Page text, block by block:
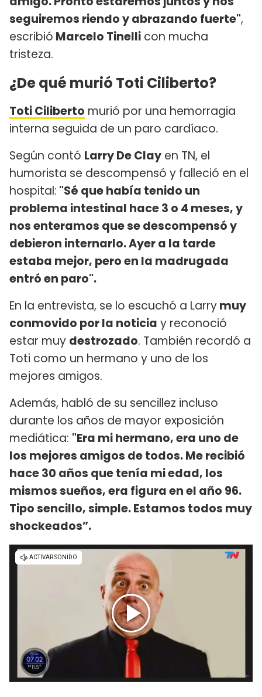
seguiremos riendo y abrazando fuerte",
escribió Marcelo Tinelli con mucha
tristeza.
¿De qué murió Toti Ciliberto?
Toti Ciliberto murió por una hemorragia
interna seguida de un paro cardíaco.
Según contó Larry De Clay en TN, el
humorista se descompensó y falleció en el
hospital: "Sé que había tenido un
problema intestinal hace 3 o 4 meses, y
nos enteramos que se descompensó y
debieron internarlo. Ayer a la tarde
estaba mejor, pero en la madrugada
entró en paro".
En la entrevista, se lo escuchó a Larrymuy
conmovido por la noticia y reconoció
estar muy destrozado. También recordó a
Toti como un hermano y uno de los
mejores amigos.
Además, habló de su sencillez incluso
durante los años de mayor exposición
mediática: "Era mi hermano, era uno de
los mejores amigos de todos. Me recibió
hace 30 años que tenía mi edad, los
mismos sueños, era figura en el año 96.
Tipo sencillo, simple. Estamos todos muy
shockeados”.